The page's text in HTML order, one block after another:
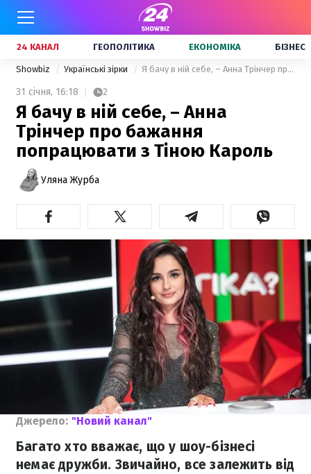
24 КАНАЛ ГЕОПОЛІТИКА ЕКОНОМІКА БІЗНЕС
Showbiz Українські зірки Я бачу в ній себе, – Анна Трінчер про бажання попрацювати з Тіною Кароль
31 січня, 16:18 2
Я бачу в ній себе, – Анна
Трінчер про бажання
попрацювати з Тіною Кароль
Уляна Журба
Джерело: "Новий канал"
Багато хто вважає, що у шоу-бізнесі
немає дружби. Звичайно, все залежить від